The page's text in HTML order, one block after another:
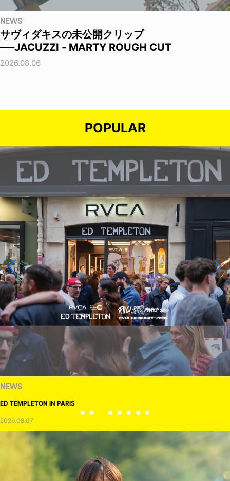
NEWS
サヴィダキスの未公開クリップ
──JACUZZI - MARTY ROUGH CUT
2026.08.06
POPULAR
NEWS
ED TEMPLETON IN PARIS
2026.08.07